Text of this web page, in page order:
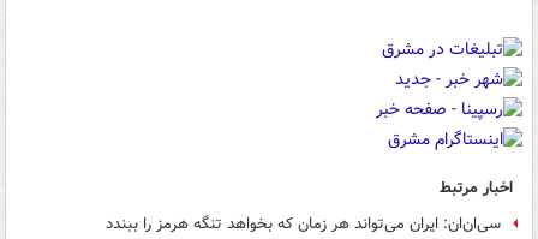
اخبار مرتبط
سی‌ان‌ان: ایران می‌تواند هر زمان که بخواهد تنگه هرمز را ببندد